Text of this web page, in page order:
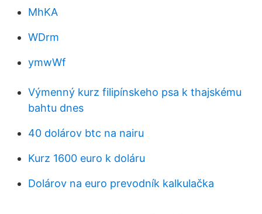
MhKA
WDrm
ymwWf
Výmenný kurz filipínskeho psa k thajskému
bahtu dnes
40 dolárov btc na nairu
Kurz 1600 euro k doláru
Dolárov na euro prevodník kalkulačka